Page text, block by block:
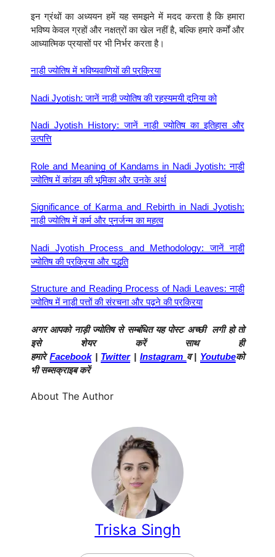
इन ग्रंथों का अध्ययन हमें यह समझने में मदद करता है कि हमारा
भविष्य केवल ग्रहों और नक्षत्रों का खेल नहीं है, बल्कि हमारे कर्मों और
आध्यात्मिक प्रयासों पर भी निर्भर करता है।
नाड़ी ज्योतिष में भविष्यवाणियों की प्रक्रिया
Nadi Jyotish: जानें नाड़ी ज्योतिष की रहस्यमयी दुनिया को
Nadi Jyotish History: जानें नाड़ी ज्योतिष का इतिहास और
उत्पत्ति
Role and Meaning of Kandams in Nadi Jyotish: नाड़ी
ज्योतिष में कांडम की भूमिका और उनके अर्थ
Significance of Karma and Rebirth in Nadi Jyotish:
नाड़ी ज्योतिष में कर्म और पुनर्जन्म का महत्व
Nadi Jyotish Process and Methodology: जानें नाड़ी
ज्योतिष की प्रक्रिया और पद्धति
Structure and Reading Process of Nadi Leaves: नाड़ी
ज्योतिष में नाड़ी पत्तों की संरचना और पढ़ने की प्रक्रिया
अगर आपको नाड़ी ज्योतिषसे सम्बंधित यह पोस्ट अच्छी लगी हो तो
इसे शेयर करें साथ ही
हमारेFacebook| Twitter| Instagram व | Youtubeको
भी सब्सक्राइब करें
About The Author
Triska Singh